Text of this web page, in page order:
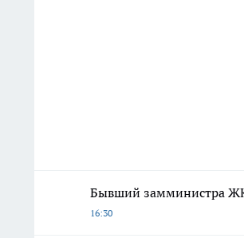
Бывший замминистра
16:30